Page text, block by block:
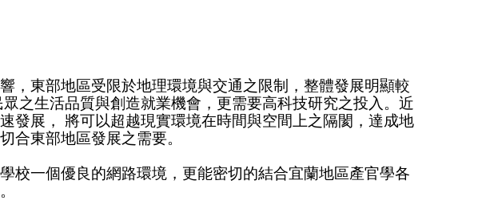
，東部地區受限於地理環境與交通之限制，整體發展明顯較
之生活品質與創造就業機會，更需要高科技研究之投入。近
發展， 將可以超越現實環境在時間與空間上之隔閡，達成地
合東部地區發展之需要。
校一個優良的網路環境，更能密切的結合宜蘭地區產官學各